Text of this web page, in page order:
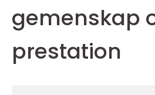
gemenskap
prestation